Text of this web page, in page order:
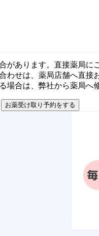
あります。直接薬局に
せは、薬局店舗へ直接
場合は、弊社から薬局へ
お薬受け取り予約をする